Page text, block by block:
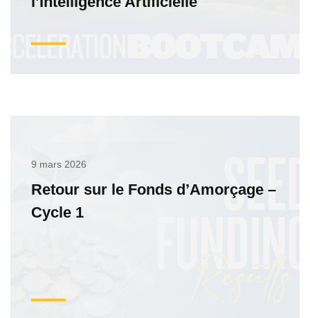
9 mars 2026
Retour sur le Fonds d’Amorçage –
Cycle 1